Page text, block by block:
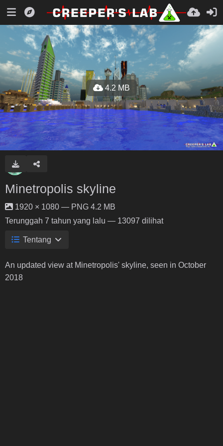
4.2 MB
Minetropolis skyline
1920 × 1080 — PNG 4.2 MB
Terunggah 7 tahun yang lalu — 13097 dilihat
Tentang
An updated view at Minetropolis' skyline, seen in October
2018